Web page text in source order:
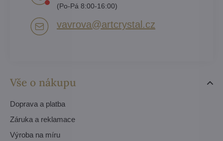
Vše o nákupu
Doprava a platba
Záruka a reklamace
Výroba na míru
(Po-Pá 8:00-16:00)
vavrova​@artcrystal​.cz